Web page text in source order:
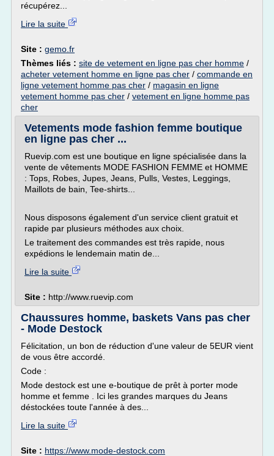
récupérez...
Lire la suite
Site : gemo.fr
Thèmes liés : site de vetement en ligne pas cher homme /
acheter vetement homme en ligne pas cher / commande en
ligne vetement homme pas cher / magasin en ligne
vetement homme pas cher / vetement en ligne homme pas
cher
Vetements mode fashion femme boutique
en ligne pas cher ...
Ruevip.com est une boutique en ligne spécialisée dans la
vente de vêtements MODE FASHION FEMME et HOMME
: Tops, Robes, Jupes, Jeans, Pulls, Vestes, Leggings,
Maillots de bain, Tee-shirts...
Nous disposons également d'un service client gratuit et
rapide par plusieurs méthodes aux choix.
Le traitement des commandes est très rapide, nous
expédions le lendemain matin de...
Lire la suite
Site : http://www.ruevip.com
Chaussures homme, baskets Vans pas cher
- Mode Destock
Félicitation, un bon de réduction d'une valeur de 5EUR vient
de vous être accordé.
Code :
Mode destock est une e-boutique de prêt à porter mode
homme et femme . Ici les grandes marques du Jeans
déstockées toute l'année à des...
Lire la suite
Site : https://www.mode-destock.com